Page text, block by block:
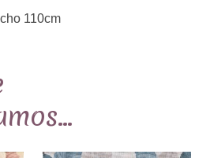
110cm